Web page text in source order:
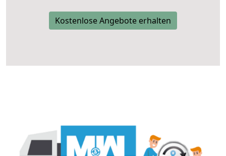
Kostenlose Angebote erhalten